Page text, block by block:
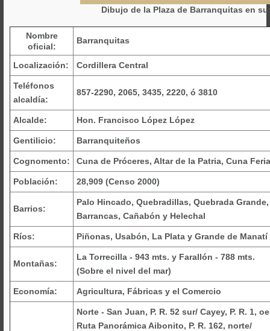
Dibujo de la Plaza de Barranquitas en
Nombre
oficial:
Barranquitas
Localización: Cordillera Central
Teléfonos
alcaldía:
857-2290, 2065, 3435, 2220, ó 3810
Alcalde: Hon. Francisco López López
Gentilicio: Barranquiteños
Cognomento: Cuna de Próceres, Altar de la Patria, Cuna
Población: 28,909 (Censo 2000)
Barrios:
Palo Hincado, Quebradillas, Quebrada
Barrancas, Cañabón y Helechal
Ríos: Piñonas, Usabón, La Plata y Grande de Manatí
Montañas:
La Torrecilla - 943 mts. y Farallón - 788 mts.
(Sobre el nivel del mar)
Economía: Agricultura, Fábricas y el Comercio
Norte - San Juan, P. R. 52 sur/ Cayey, P. R. 1,
Ruta Panorámica Aibonito, P. R. 162, norte/